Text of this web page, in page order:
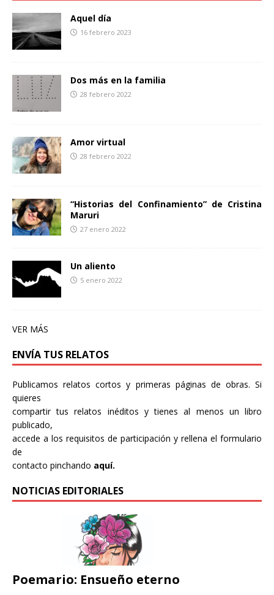
o
k
r
Aquel día
16 febrero 2023
Dos más en la familia
28 febrero 2022
Amor virtual
28 febrero 2022
“Historias del Confinamiento” de Cristina
Maruri
27 enero 2022
Un aliento
5 enero 2022
VER MÁS
ENVÍA TUS RELATOS
Publicamos relatos cortos y primeras páginas de obras. Si
quieres
compartir tus relatos inéditos y tienes al menos un libro
publicado,
accede a los requisitos de participación y rellena el formulario
de
contacto pinchando aquí.
NOTICIAS EDITORIALES
Poemario: Ensueño eterno